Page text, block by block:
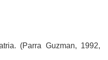
(Parra Guzman, 1992,